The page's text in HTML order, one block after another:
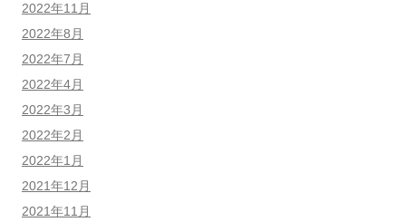
2022年11月
2022年8月
2022年7月
2022年4月
2022年3月
2022年2月
2022年1月
2021年12月
2021年11月